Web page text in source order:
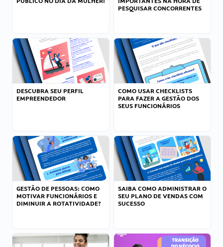
PESQUISAR CONCORRENTES
DESCUBRA SEU PERFIL
EMPREENDEDOR
COMO USAR CHECKLISTS
PARA FAZER A GESTÃO DOS
SEUS FUNCIONÁRIOS
GESTÃO DE PESSOAS: COMO
MOTIVAR FUNCIONÁRIOS E
DIMINUIR A ROTATIVIDADE?
SAIBA COMO ADMINISTRAR O
SEU PLANO DE VENDAS COM
SUCESSO